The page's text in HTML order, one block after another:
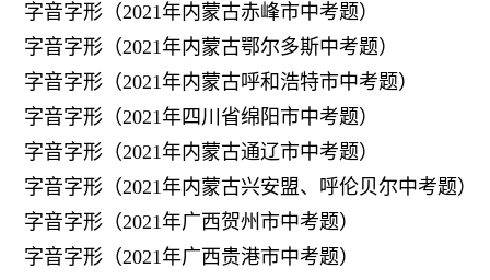
字音字形（2021年内蒙古赤峰市中考题）
字音字形（2021年内蒙古鄂尔多斯中考题）
字音字形（2021年内蒙古呼和浩特市中考题）
字音字形（2021年四川省绵阳市中考题）
字音字形（2021年内蒙古通辽市中考题）
字音字形（2021年内蒙古兴安盟、呼伦贝尔中考题）
字音字形（2021年广西贺州市中考题）
字音字形（2021年广西贵港市中考题）